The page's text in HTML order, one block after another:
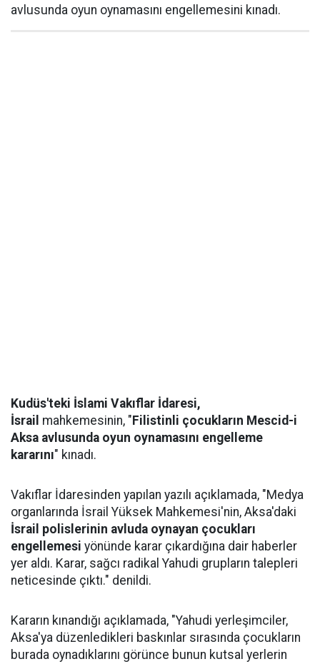
avlusunda oyun oynamasını engellemesini kınadı.
Kudüs'teki İslami Vakıflar İdaresi,
İsrail mahkemesinin, " Filistinli çocukların Mescid-i
Aksa avlusunda oyun oynamasını engelleme
kararını" kınadı.
Vakıflar İdaresinden yapılan yazılı açıklamada, "Medya
organlarında İsrail Yüksek Mahkemesi'nin, Aksa'daki
İsrail polislerinin avluda oynayan çocukları
engellemesi yönünde karar çıkardığına dair haberler
yer aldı. Karar, sağcı radikal Yahudi grupların talepleri
neticesinde çıktı." denildi.
Kararın kınandığı açıklamada, "Yahudi yerleşimciler,
Aksa'ya düzenledikleri baskınlar sırasında çocukların
burada oynadıklarını görünce bunun kutsal yerlerin